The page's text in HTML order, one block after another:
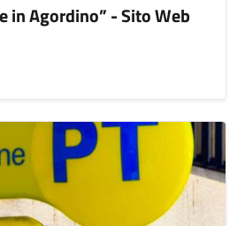
in Agordino” - Sito Web